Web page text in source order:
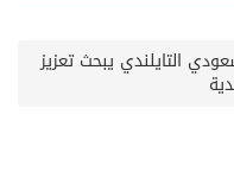
التايلندي يبحث تعزيز